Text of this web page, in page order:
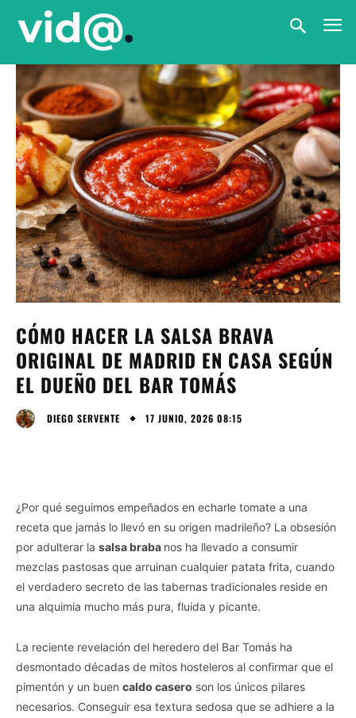
CÓMO HACER LA SALSA BRAVA
ORIGINAL DE MADRID EN CASA SEGÚN
EL DUEÑO DEL BAR TOMÁS
DIEGO SERVENTE 17 JUNIO, 2026 08:15
¿Por qué seguimos empeñados en echarle tomate a una
receta que jamás lo llevó en su origen madrileño? La obsesión
por adulterar la salsa braba nos ha llevado a consumir
mezclas pastosas que arruinan cualquier patata frita, cuando
el verdadero secreto de las tabernas tradicionales reside en
una alquimia mucho más pura, fluida y picante.
La reciente revelación del heredero del Bar Tomás ha
desmontado décadas de mitos hosteleros al confirmar que el
pimentón y un buen caldo casero son los únicos pilares
necesarios. Conseguir esa textura sedosa que se adhiere a la